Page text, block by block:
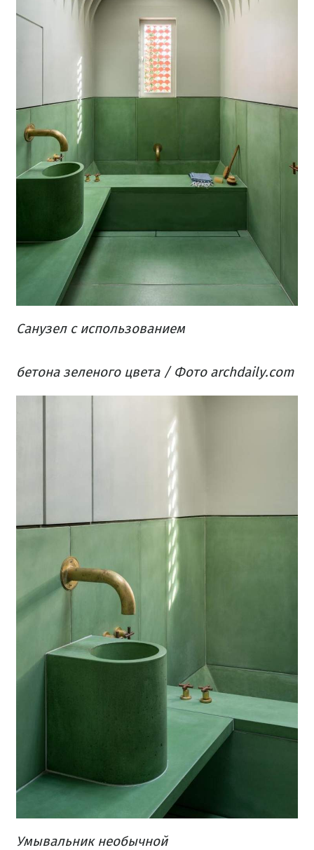
Санузел с использованием
бетона зеленого цвета / Фото archdaily.com
Умывальник необычной